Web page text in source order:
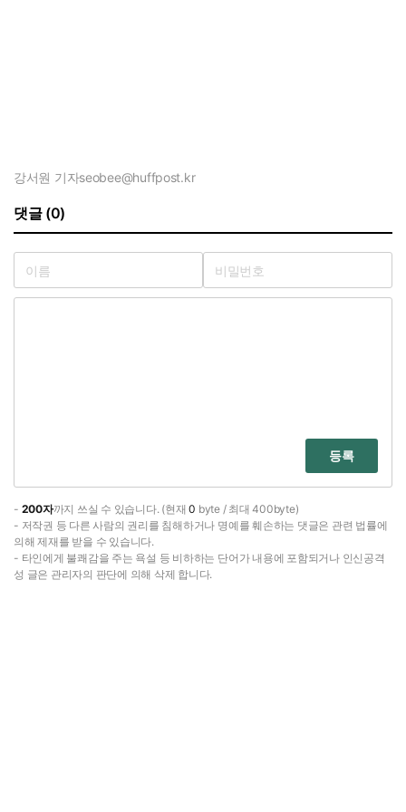
강서원 기자seobee@huffpost.kr
댓글 (0)
등록
- 200자까지 쓰실 수 있습니다. (현재0 byte / 최대 400byte)
- 저작권 등 다른 사람의 권리를 침해하거나 명예를 훼손하는 댓글은 관련 법률에
의해 제재를 받을 수 있습니다.
- 타인에게 불쾌감을 주는 욕설 등 비하하는 단어가 내용에 포함되거나 인신공격
성 글은 관리자의 판단에 의해 삭제 합니다.